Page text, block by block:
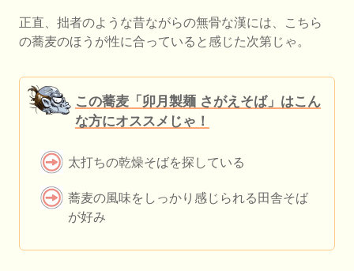
正直、拙者のような昔ながらの無骨な漢には、こちら
の蕎麦のほうが性に合っていると感じた次第じゃ。
この蕎麦「卯月製麺 さがえそば」はこん
な方にオススメじゃ！
太打ちの乾燥そばを探している
蕎麦の風味をしっかり感じられる田舎そば
が好み